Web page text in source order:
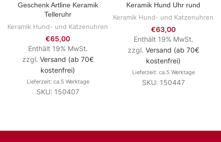
Geschenk Artline Keramik
Telleruhr
Keramik Hund- und Katzenuhren
€65,00
Enthält 19% MwSt.
zzgl. Versand (ab 70€
kostenfrei)
Lieferzeit: ca.5 Werktage
SKU: 150407
Keramik Hund Uhr rund
Keramik Hund- und Katzenuhren
€63,00
Enthält 19% MwSt.
zzgl. Versand (ab 70€
kostenfrei)
Lieferzeit: ca.5 Werktage
SKU: 150447